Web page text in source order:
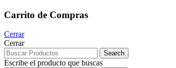
Carrito de Compras
Cerrar
Cerrar
Search
Escribe el producto que buscas